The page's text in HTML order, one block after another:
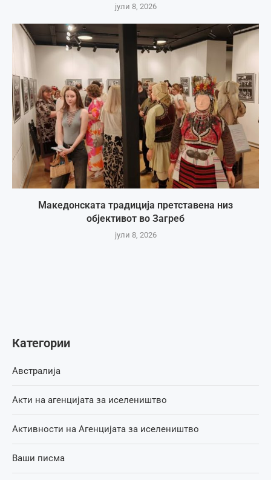
јули 8, 2026
Македонската традиција претставена низ
објективот во Загреб
јули 8, 2026
Категории
Австралија
Акти на агенцијата за иселеништво
Активности на Агенцијата за иселеништво
Ваши писма